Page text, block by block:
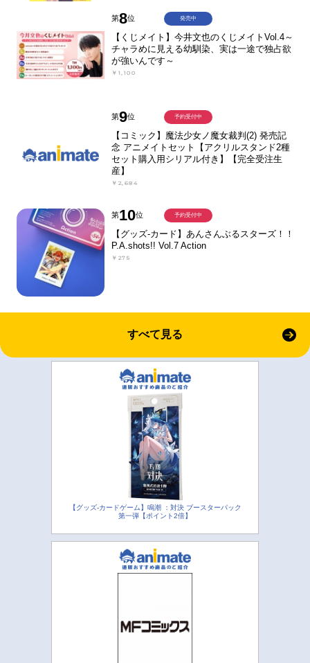
第8位
【くじメイト】今井文也のくじメイトVol.4～
チャラめに見える幼馴染、実は一途で独占欲
が強いんです～
￥1,100
発売中
第9位
【コミック】魔法少女ノ魔女裁判(2) 発売記
念 アニメイトセット【アクリルスタンド2種
セット購入用シリアル付き】【完全受注生
産】
￥2,684
予約受付中
第10位
【グッズ-カード】あんさんぶるスターズ！！
P.A.shots!! Vol.7 Action
￥275
予約受付中
すべて見る
【グッズ-カードゲーム】鳴潮 ：対決 ブースターパック
第一弾【ポイント2倍】